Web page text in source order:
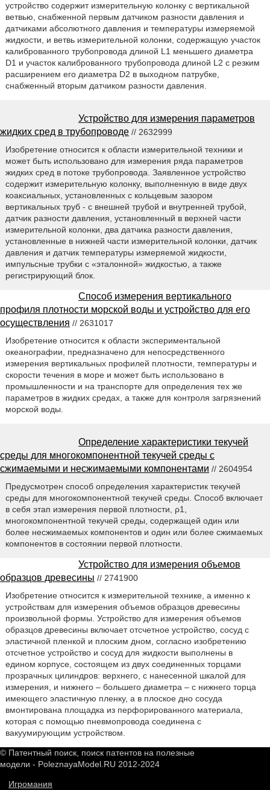
устройство содержит измерительную колонку с вертикальной
ветвью, снабженной первым датчиком разности давления и
датчиками абсолютного давления и температуры измеряемой
жидкости, и ветвь измерительной колонки, содержащую участок
калиброванного трубопровода длиной L1 меньшего диаметра
D1 и участок калиброванного трубопровода длиной L2 с резким
расширением его диаметра D2 в выходном патрубке,
снабженный вторым датчиком разности давления.
Устройство для измерения параметров
жидких сред в трубопроводе // 2632999
Изобретение относится к области измерительной техники и
может быть использовано для измерения ряда параметров
жидких сред в потоке трубопровода. Заявленное устройство
содержит измерительную колонку, выполненную в виде двух
коаксиальных, установленных с кольцевым зазором
вертикальных труб - с внешней трубой и внутренней трубой,
датчик разности давления, установленный в верхней части
измерительной колонки, два датчика разности давления,
установленные в нижней части измерительной колонки, датчик
давления и датчик температуры измеряемой жидкости,
импульсные трубки с «эталонной» жидкостью, а также
регистрирующий блок.
Способ измерения вертикального
профиля плотности морской воды и устройство для его
осуществления // 2631017
Изобретение относится к области экспериментальной
океанографии, предназначено для непосредственного
измерения вертикальных профилей плотности, температуры и
скорости течения в море и может быть использовано в
промышленности и на транспорте для определения тех же
параметров в жидких средах, а также для контроля загрязнений
морской воды.
Определение характеристики текучей
среды для многокомпонентной текучей среды с
сжимаемыми и несжимаемыми компонентами // 2604954
Предусмотрен способ определения характеристик текучей
среды для многокомпонентной текучей среды. Способ включает
в себя этап измерения первой плотности, ρ1,
многокомпонентной текучей среды, содержащей один или
более несжимаемых компонентов и один или более сжимаемых
компонентов в состоянии первой плотности.
Устройство для измерения объемов
образцов древесины // 2741900
Изобретение относится к измерительной технике, а именно к
устройствам для измерения объемов образцов древесины
произвольной формы. Устройство для измерения объемов
образцов древесины включает отсчетное устройство, сосуд с
эластичной пленкой и плоским дном, согласно изобретению
отсчетное устройство и сосуд для жидкости выполнены в
едином корпусе, состоящем из двух соединенных торцами
прозрачных цилиндров: верхнего, с нанесенной шкалой для
измерения, и нижнего – большего диаметра – с нижнего торца
имеющего эластичную пленку, а в плоское дно сосуда
вмонтирована площадка из перфорированного материала,
которая с помощью пневмопровода соединена с
вакуумирующим устройством.
© Патентный поиск, поиск патентов на полезные
модели - PoleznayaModel.RU 2012-2024
Игромания